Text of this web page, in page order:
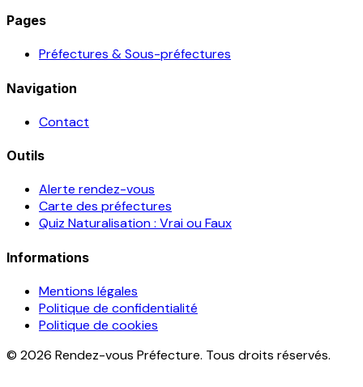
Pages
Préfectures & Sous-préfectures
Navigation
Contact
Outils
Alerte rendez-vous
Carte des préfectures
Quiz Naturalisation : Vrai ou Faux
Informations
Mentions légales
Politique de confidentialité
Politique de cookies
© 2026 Rendez-vous Préfecture. Tous droits réservés.